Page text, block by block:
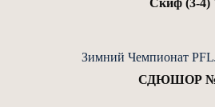
Скиф (3-4)
Зимний Чемпионат
СДЮШОР №2